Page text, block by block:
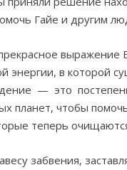
Гайе и другим
выражение
в которой
— это
планет, чтобы
теперь
забвения,